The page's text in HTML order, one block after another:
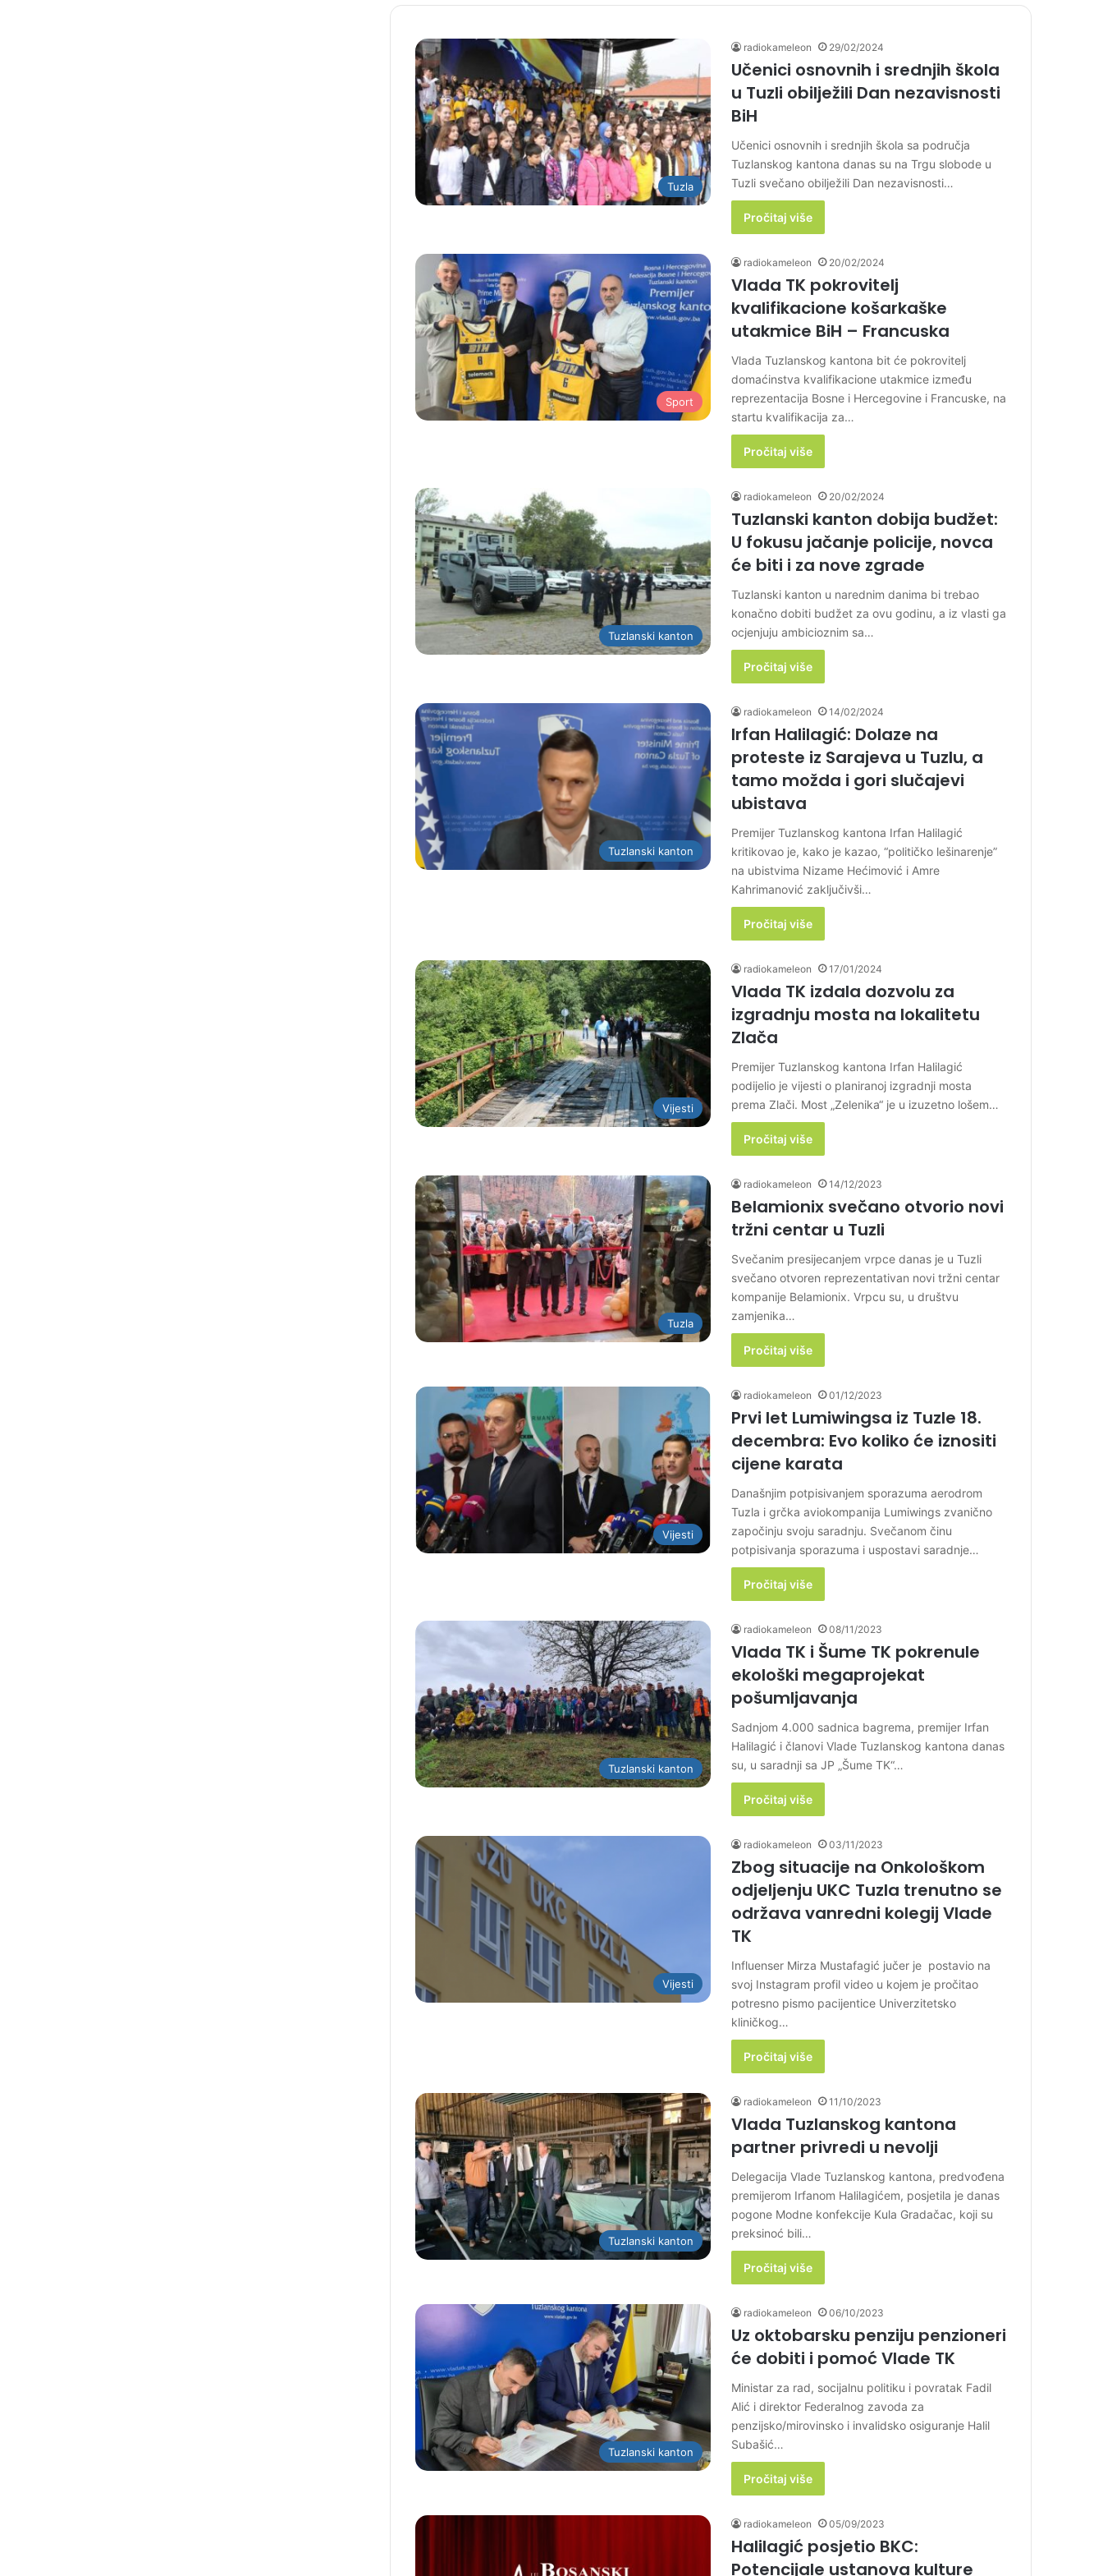
Tuzla
radiokameleon 29/02/2024
Učenici osnovnih i srednjih škola
u Tuzli obilježili Dan nezavisnosti
BiH
Učenici osnovnih i srednjih škola sa područja
Tuzlanskog kantona danas su na Trgu slobode u
Tuzli svečano obilježili Dan nezavisnosti…
Pročitaj više
Sport
radiokameleon 20/02/2024
Vlada TK pokrovitelj
kvalifikacione košarkaške
utakmice BiH – Francuska
Vlada Tuzlanskog kantona bit će pokrovitelj
domaćinstva kvalifikacione utakmice između
reprezentacija Bosne i Hercegovine i Francuske, na
startu kvalifikacija za…
Pročitaj više
Tuzlanski kanton
radiokameleon 20/02/2024
Tuzlanski kanton dobija budžet:
U fokusu jačanje policije, novca
će biti i za nove zgrade
Tuzlanski kanton u narednim danima bi trebao
konačno dobiti budžet za ovu godinu, a iz vlasti ga
ocjenjuju ambicioznim sa…
Pročitaj više
Tuzlanski kanton
radiokameleon 14/02/2024
Irfan Halilagić: Dolaze na
proteste iz Sarajeva u Tuzlu, a
tamo možda i gori slučajevi
ubistava
Premijer Tuzlanskog kantona Irfan Halilagić
kritikovao je, kako je kazao, “političko lešinarenje”
na ubistvima Nizame Hećimović i Amre
Kahrimanović zaključivši…
Pročitaj više
Vijesti
radiokameleon 17/01/2024
Vlada TK izdala dozvolu za
izgradnju mosta na lokalitetu
Zlača
Premijer Tuzlanskog kantona Irfan Halilagić
podijelio je vijesti o planiranoj izgradnji mosta
prema Zlači. Most „Zelenika“ je u izuzetno lošem…
Pročitaj više
Tuzla
radiokameleon 14/12/2023
Belamionix svečano otvorio novi
tržni centar u Tuzli
Svečanim presijecanjem vrpce danas je u Tuzli
svečano otvoren reprezentativan novi tržni centar
kompanije Belamionix. Vrpcu su, u društvu
zamjenika…
Pročitaj više
Vijesti
radiokameleon 01/12/2023
Prvi let Lumiwingsa iz Tuzle 18.
decembra: Evo koliko će iznositi
cijene karata
Današnjim potpisivanjem sporazuma aerodrom
Tuzla i grčka aviokompanija Lumiwings zvanično
započinju svoju saradnju. Svečanom činu
potpisivanja sporazuma i uspostavi saradnje…
Pročitaj više
Tuzlanski kanton
radiokameleon 08/11/2023
Vlada TK i Šume TK pokrenule
ekološki megaprojekat
pošumljavanja
Sadnjom 4.000 sadnica bagrema, premijer Irfan
Halilagić i članovi Vlade Tuzlanskog kantona danas
su, u saradnji sa JP „Šume TK“…
Pročitaj više
Vijesti
radiokameleon 03/11/2023
Zbog situacije na Onkološkom
odjeljenju UKC Tuzla trenutno se
održava vanredni kolegij Vlade
TK
Influenser Mirza Mustafagić jučer je postavio na
svoj Instagram profil video u kojem je pročitao
potresno pismo pacijentice Univerzitetsko
kliničkog…
Pročitaj više
Tuzlanski kanton
radiokameleon 11/10/2023
Vlada Tuzlanskog kantona
partner privredi u nevolji
Delegacija Vlade Tuzlanskog kantona, predvođena
premijerom Irfanom Halilagićem, posjetila je danas
pogone Modne konfekcije Kula Gradačac, koji su
preksinoć bili…
Pročitaj više
Tuzlanski kanton
radiokameleon 06/10/2023
Uz oktobarsku penziju penzioneri
će dobiti i pomoć Vlade TK
Ministar za rad, socijalnu politiku i povratak Fadil
Alić i direktor Federalnog zavoda za
penzijsko/mirovinsko i invalidsko osiguranje Halil
Subašić…
Pročitaj više
radiokameleon 05/09/2023
Halilagić posjetio BKC:
Potencijale ustanova kulture